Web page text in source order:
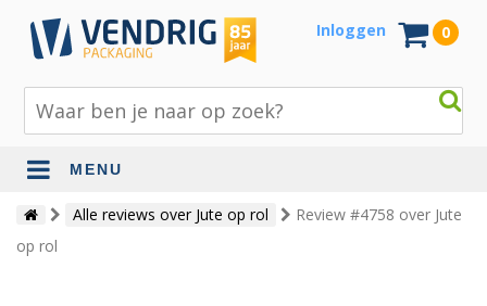
Inloggen 0
MENU
Beschermingsmateriaal
Bouw- en tuinmaterialen
Alle reviews over Jute op rol
Review #4758 over Jute
op rol